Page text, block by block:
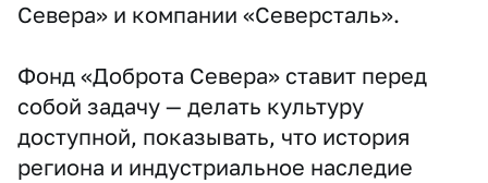
Севера» и компании «Северсталь».
Фонд «Доброта Севера» ставит перед
собой задачу — делать культуру
доступной, показывать, что история
региона и индустриальное наследие